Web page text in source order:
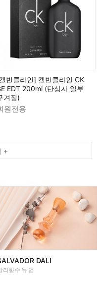
빈클라인] 캘빈클라인 CK
EDT 200ml (단상자 일부
겨짐)
원전용
+
DALI
리향수 뉴 업